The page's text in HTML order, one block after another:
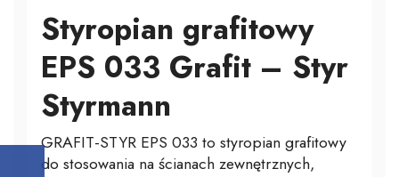
Styropian grafitowy
EPS 033 Grafit – Styr
Styrmann
GRAFIT-STYR EPS 033 to styropian grafitowy
do stosowania na ścianach zewnętrznych,